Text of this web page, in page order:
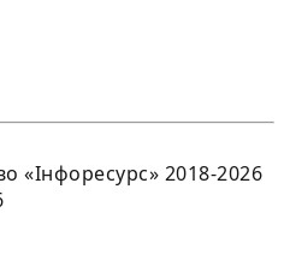
«Інфоресурс» 2018-2026